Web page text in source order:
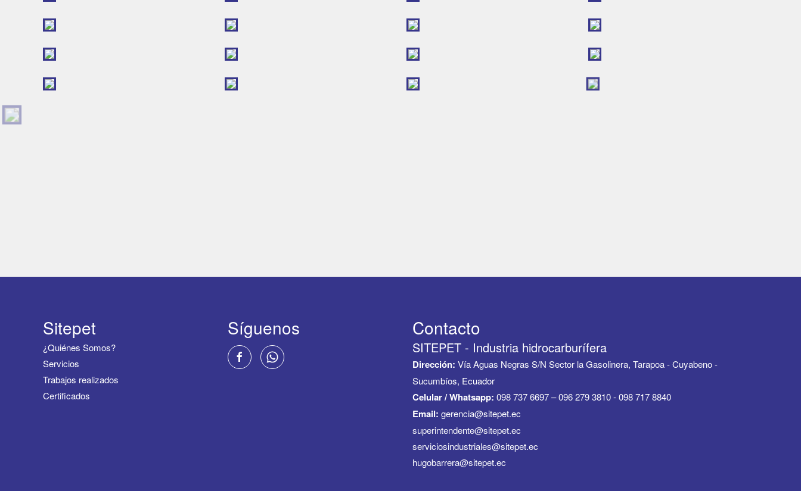
Sitepet
¿Quiénes Somos?
Servicios
Trabajos realizados
Certificados
Síguenos Contacto
SITEPET - Industria hidrocarburífera
Dirección: Vía Aguas Negras S/N Sector la Gasolinera, Tarapoa - Cuyabeno -
Sucumbíos, Ecuador
Celular / Whatsapp: 098 737 6697 – 096 279 3810 - 098 717 8840
Email: gerencia@sitepet.ec
superintendente@sitepet.ec
serviciosindustriales@sitepet.ec
hugobarrera@sitepet.ec